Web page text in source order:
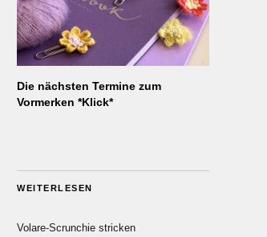
Die nächsten Termine zum
Vormerken *Klick*
WEITERLESEN
Volare-Scrunchie stricken